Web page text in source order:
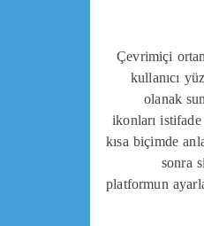
Çevrimiçi
kullanıcı
olanak
ikonları
kısa biçimde
sonra
platformun